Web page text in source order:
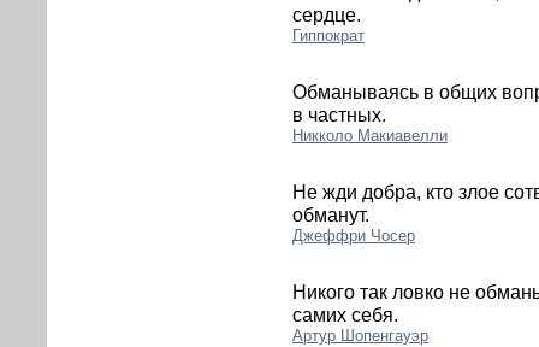
сердце.
Гиппократ
Обманываясь в общих
в частных.
Никколо Макиавелли
Не жди добра, кто злое
обманут.
Джеффри Чосер
Никого так ловко не
самих себя.
Артур Шопенгауэр